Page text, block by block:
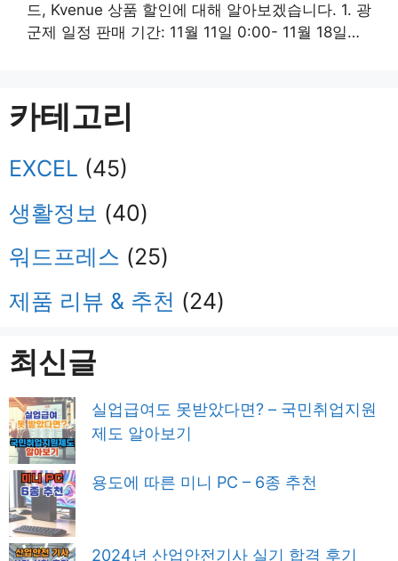
드, Kvenue 상품 할인에 대해 알아보겠습니다. 1. 광
군제 일정 판매 기간: 11월 11일 0:00- 11월 18일
매 시, $15 …
더 읽기
카테고리
EXCEL (45)
생활정보 (40)
워드프레스 (25)
제품 리뷰 & 추천 (24)
최신글
실업급여도 못받았다면? – 국민취업지원
제도 알아보기
용도에 따른 미니 PC – 6종 추천
2024년 산업안전기사 실기 합격 후기